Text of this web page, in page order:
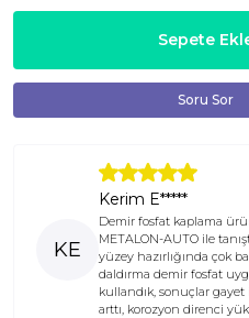
Sepete
Soru Sor
KE
Kerim E*****
Demir fosfat kaplama
METALON-AUTO ile
yüzey hazırlığında çok
daldırma demir fosfat
kullandık, sonuçlar
arttı, korozyon direnci